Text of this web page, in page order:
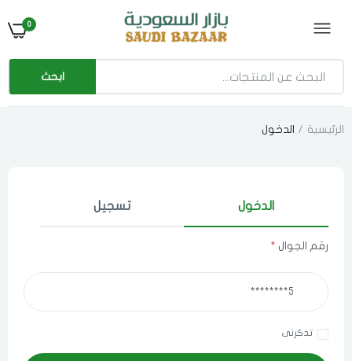
0
ابحث
الرئيسية الدخول
الدخول تسجيل
رقم الجوال *
تذكرنى
اختر المدينة